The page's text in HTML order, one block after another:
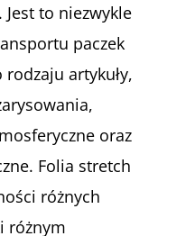
Jest to niezwykle
paczek
artykuły,
oraz
Folia stretch
różnych
różnym